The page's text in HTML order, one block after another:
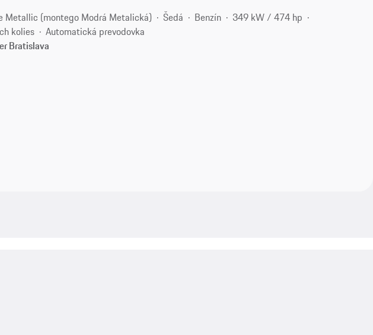
Metallic (montego Modrá Metalická) Šedá Benzín
349 kW / 474 hp
kolies
Automatická prevodovka
Bratislava